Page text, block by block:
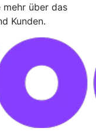
mehr über das
Kunden.